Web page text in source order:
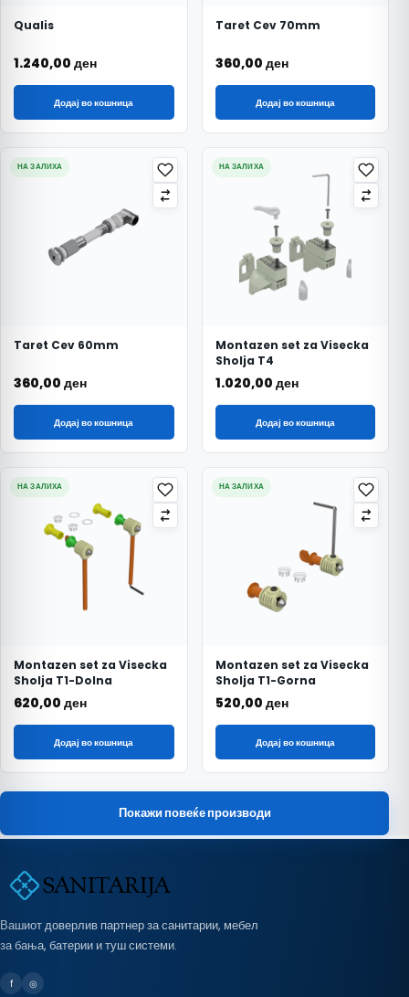
Qualis
1.240,00 ден
Додај во кошница
Taret Cev 70mm
360,00 ден
Додај во кошница
НА ЗАЛИХА
Taret Cev 60mm
360,00 ден
Додај во кошница
НА ЗАЛИХА
Montazen set za Visecka
Sholja T4
1.020,00 ден
Додај во кошница
НА ЗАЛИХА
Montazen set za Visecka
Sholja T1-Dolna
620,00 ден
Додај во кошница
НА ЗАЛИХА
Montazen set za Visecka
Sholja T1-Gorna
520,00 ден
Додај во кошница
Покажи повеќе производи
Вашиот доверлив партнер за санитарии, мебел
за бања, батерии и туш системи.
f ◎